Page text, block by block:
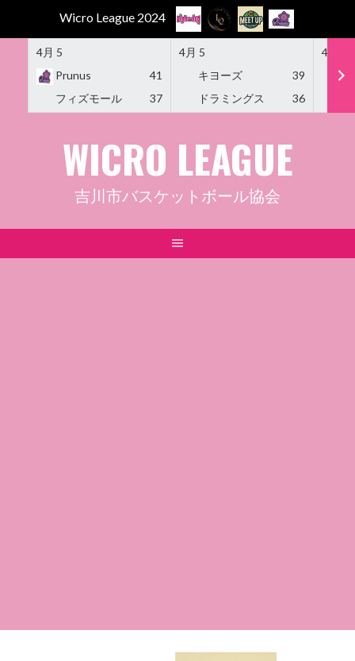
Wicro League 2024
4月 5
Prunus
41
フィズモール
37
4月 5
キヨーズ
39
ドラミングス
36
4月 5
WICRO LEAGUE
吉川市バスケットボール協会